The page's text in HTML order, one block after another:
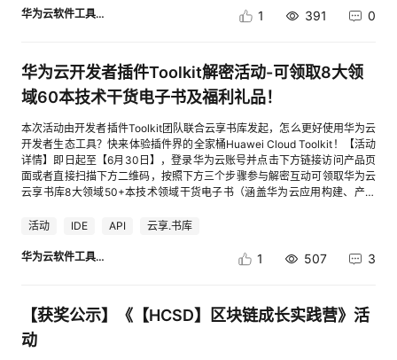
完毕后即删除。若由于获奖开发者用户自身原因（包括但不限于提供的联系
对恶意刷活动资源（“恶意”是指为获取资源而异常注册账号等破坏活动公平
性的行为），利用资源从事违法违规行为的开发者用户收回抽奖及奖励资
格。4.若发放奖品时，出现库存不足，则优先发放等价值的其他奖品。5.所
议》，包括以援引方式纳入《华为云开发者用户协议》、《可接受的使用政
策》、《法律声明》、《隐私政策声明》、相关服务等级协议（SLA），以
及华为云服务网站规定的其他协议和政策（统称为“云服务协议”）的约束。
云服务协议链接的网址：cid:link_3如果您不同意本活动规则和云服务协议的
条款，请勿参加本活动。部分奖品图片参考（最终奖品以收到的实物为准）
产品链接注册用户，将取消中奖资格请开发者不要在活动期间随意修改社区
昵称和华为云账号，由此产生的统计问题，如过了申诉期，小助手不再处
发者用户以及奖品发放的需要，开发者用户须在参与活动之时提供您的真实
个人信息，包括：姓名、联系方式、通讯地址等。活动主办方将仅为前述目
的以及适用法律限度内收集和使用开发者用户的个人信息（开发者用户在向
华为云提交个人信息之前，应阅读、了解华为云《隐私政策声明》；开发者
用户参加本活动视为理解并同意华为云《隐私政策声明》、《华为云开发者
生态隐私声明》网页地址如下：
https://www.huaweicloud.com/declaration/sa_prp.html、
https://www.huaweicloud.com/declaration/sa_devprp.html 。2.获奖开发
者用户需在截止时间（填写时间截止到7月20日）在领奖界面填写获奖信
奖品，所有 实物奖品包邮，不额外收取任何费用。华为云遵守《中华人民
共和国个人信息保护法》规定，将以上个人信息仅用于礼品发放之目的，不
会向任何第三方披露，所有信息将在华为云问卷系统留存2个月，礼品发放
的，视为获奖开发者用户放弃领奖。3.为保证活动的公平公正，华为云有权
对恶意刷活动资源（“恶意”是指为获取资源而异常注册账号等破坏活动公平
性的行为），利用资源从事违法违规行为的开发者用户收回抽奖及奖励资
华为云软件工具链 1 391 0
华为云开发者插件Toolkit解密活动-可领取8大领
域60本技术干货电子书及福利礼品！
本次活动由开发者插件Toolkit团队联合云享书库发起，怎么更好使用华为云
开发者生态工具？快来体验插件界的全家桶Huawei Cloud Toolkit！【活动
详情】即日起至【6月30日】，登录华为云账号并点击下方链接访问产品页
面或者直接扫描下方二维码，按照下方三个步骤参与解密互动可领取华为云
云享书库8大领域50+本技术领域干货电子书（涵盖华为云应用构建、产业
术等8大领域）同时还可以参与华为云周边礼包抽奖！仔细阅读下方三个步
Toolkit支持几种IDE平台？（请在产品页寻找答案数字）得到一个数字步骤
service=https%3A%2F%2Fdeveloper.huaweicloud.com%2Fdevelop%2
Ftoolkit.html%3Futm_source%3Dhw003&locale=zh-cn#/login移动手机
端可扫描下方二维码步骤三：将步骤二提问所得到的数字填入替换下列链接
的“？”处，复制到地址栏打开链接即可下载电子书
活动 IDE API 云享.书库
华为云软件工具链 1 507 3
【获奖公示】《【HCSD】区块链成长实践营》活
动